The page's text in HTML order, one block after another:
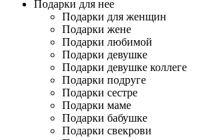
Подарки для нее
Подарки для женщин
Подарки жене
Подарки любимой
Подарки девушке
Подарки девушке коллеге
Подарки подруге
Подарки сестре
Подарки маме
Подарки бабушке
Подарки свекрови